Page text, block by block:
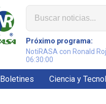
Próximo programa:
NotiRASA con Ronald
06:30:00
Boletines Ciencia y